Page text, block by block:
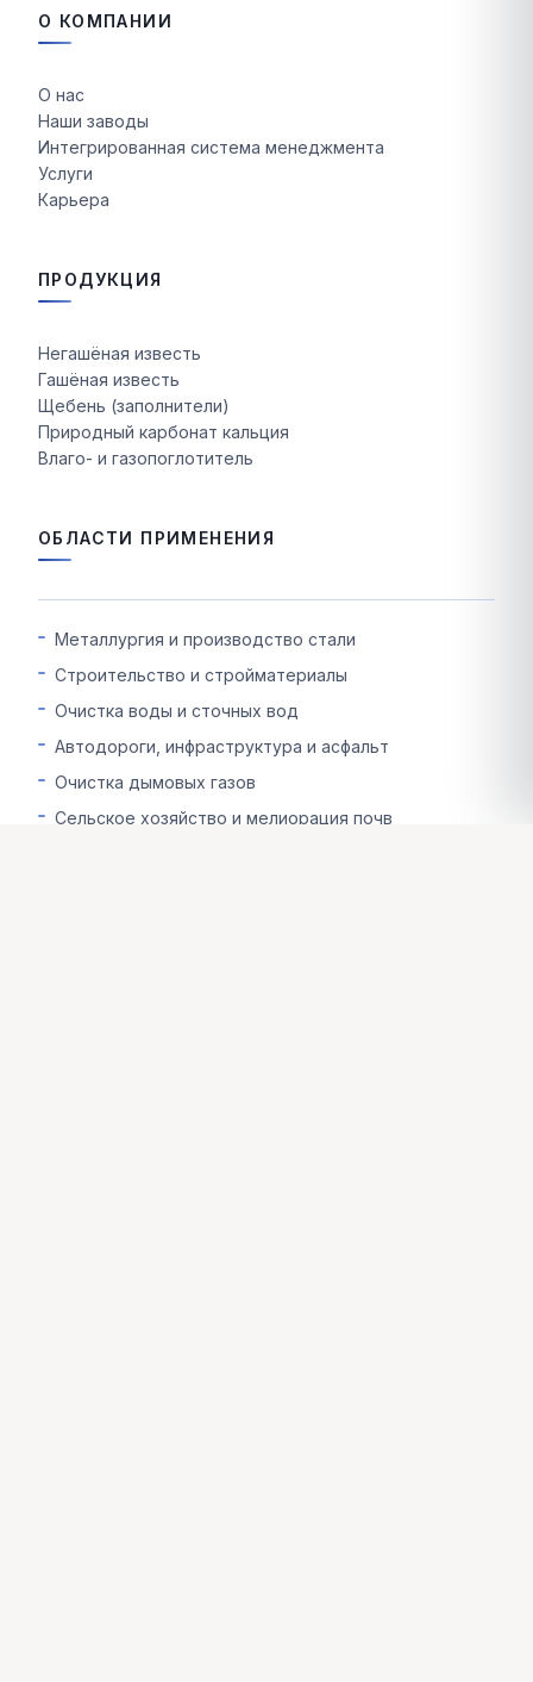
О КОМПАНИИ
О нас
Наши заводы
Интегрированная система менеджмента
Услуги
Карьера
ПРОДУКЦИЯ
Негашёная известь
Гашёная известь
Щебень (заполнители)
Природный карбонат кальция
Влаго- и газопоглотитель
ОБЛАСТИ ПРИМЕНЕНИЯ
Металлургия и производство стали
Строительство и стройматериалы
Очистка воды и сточных вод
Автодороги, инфраструктура и асфальт
Очистка дымовых газов
Сельское хозяйство и мелиорация почв